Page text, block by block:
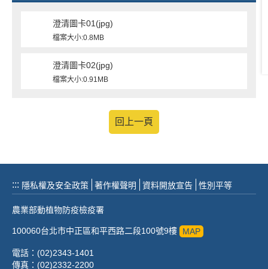
澄清圖卡01(jpg)
檔案大小:0.8MB
澄清圖卡02(jpg)
檔案大小:0.91MB
回上一頁
::: 隱私權及安全政策 著作權聲明 資料開放宣告 性別平等
農業部動植物防疫檢疫署
100060台北市中正區和平西路二段100號9樓 MAP
電話：(02)2343-1401
傳真：(02)2332-2200